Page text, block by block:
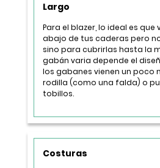
Largo
Para el blazer, lo ideal es
abajo de tus caderas pero
sino para cubrirlas hasta la
gabán varia depende el
los gabanes vienen un poco
rodilla (como una falda) o
tobillos.
Costuras